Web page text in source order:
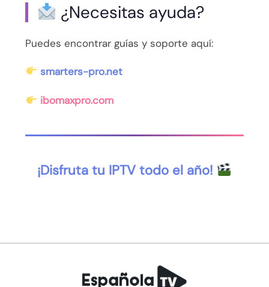
¿Necesitas ayuda?
Puedes encontrar guías y soporte aquí:
smarters-pro.net
ibomaxpro.com
¡Disfruta tu IPTV todo el año!